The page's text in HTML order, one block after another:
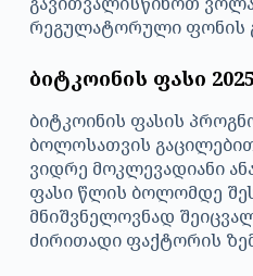
რეგულატორული ფონის
ბიტკოინის ფასი
ბიტკოინის ფასის
ბოლოსათვის
ვიდრე მოკლევადიანი
ფასი წლის ბოლომდე
მნიშვნელოვნად
ძირითადი ფაქტორის